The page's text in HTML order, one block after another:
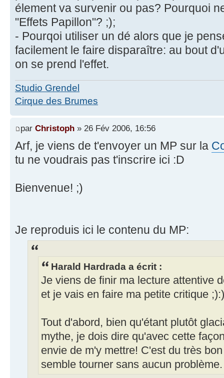
élement va survenir ou pas? Pourquoi
"Effets Papillon"? ;);
- Pourqoi utiliser un dé alors que je
facilement le faire disparaître: au bout
on se prend l'effet.
Studio Grendel
Cirque des Brumes
par Christoph » 26 Fév 2006, 16:56
Arf, je viens de t'envoyer un MP sur la
tu ne voudrais pas t'inscrire ici :D
Bienvenue! ;)
Je reproduis ici le contenu du MP:
Harald Hardrada a écrit :
Je viens de finir ma lecture attentive
et je vais en faire ma petite critique ;):)
Tout d'abord, bien qu'étant plutôt
mythe, je dois dire qu'avec cette
envie de m'y mettre! C'est du très
semble tourner sans aucun problème.